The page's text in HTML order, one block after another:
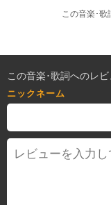
この音楽･歌
この音楽･歌詞へのレ
ニックネーム